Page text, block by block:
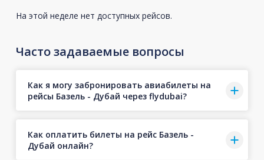
На этой неделе нет доступных рейсов.
Часто задаваемые вопросы
Как я могу забронировать авиабилеты на
рейсы Базель - Дубай через flydubai?
Как оплатить билеты на рейс Базель -
Дубай онлайн?